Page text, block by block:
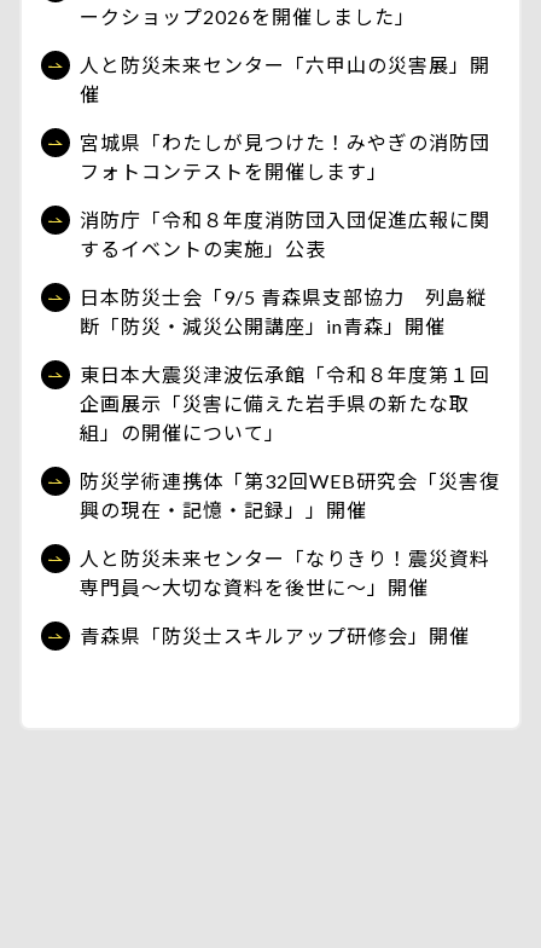
ークショップ2026を開催しました」
人と防災未来センター「六甲山の災害展」開
催
宮城県「わたしが見つけた！みやぎの消防団
フォトコンテストを開催します」
消防庁「令和８年度消防団入団促進広報に関
するイベントの実施」公表
日本防災士会「9/5 青森県支部協力 列島縦
断「防災・減災公開講座」in青森」開催
東日本大震災津波伝承館「令和８年度第１回
企画展示「災害に備えた岩手県の新たな取
組」の開催について」
防災学術連携体「第32回WEB研究会「災害復
興の現在・記憶・記録」」開催
人と防災未来センター「なりきり！震災資料
専門員～大切な資料を後世に～」開催
青森県「防災士スキルアップ研修会」開催